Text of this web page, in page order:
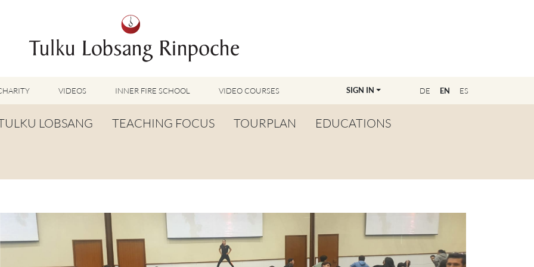
DE EN ES
SIGN IN
VIDEOS
TUMMO VIDEOS
TV-FEATURES & INTERVIEWS
OTHER VIDEOS
INNER FIRE SCHOOL VIDEO COURSES
LOBSANG
LIFE PRAYER
TEACHING FOCUS
LU JONG
TOG CHÖD
TSA LUNG
TOURPLAN EDUCATIONS
BECOME A TEACHER
MASTER CLASS
REGISTRATION